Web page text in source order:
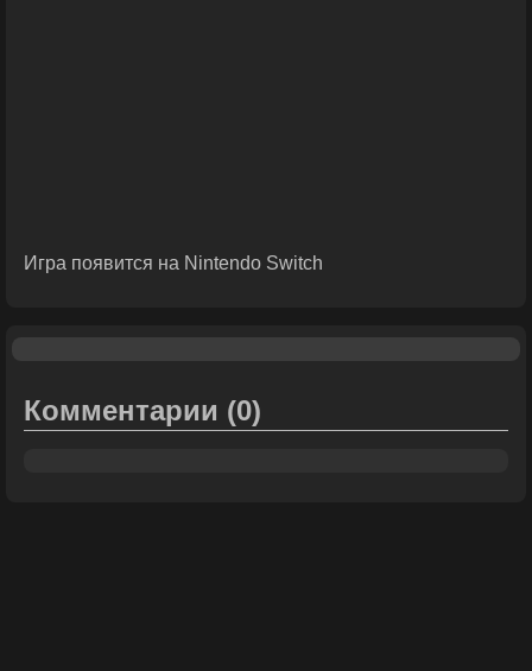
Игра появится на Nintendo Switch
Комментарии (0)